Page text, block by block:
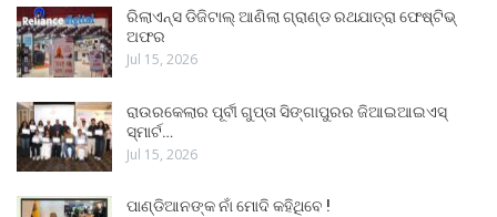
ରିଲାଏନ୍ସ ଡିଜିଟାଲ୍ ଆଣିଲା ଗ୍ରାଣ୍ଡ ରଥଯାତ୍ରା ଫେଷ୍ଟିଭ୍
ଅଫର
Jul 15, 2026
ରାଉରକେଲାର ପୂର୍ବୀ ଗୁପ୍ତା ସିଙ୍ଗାପୁରର ଜିଆଇଆଇଏସ୍
ସ୍ମାର୍ଟ…
Jul 15, 2026
ପାଣ୍ଡିଆନଙ୍କ ନାଁ ମୋଦି କହିଥିବେ !